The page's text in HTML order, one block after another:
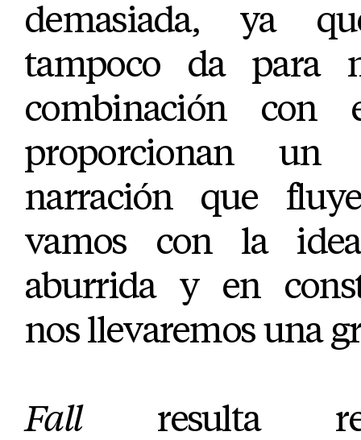
demasiada, ya
tampoco da para
combinación con
proporcionan
narración que
vamos con la
aburrida y en
nos llevaremos una
Fallresulta